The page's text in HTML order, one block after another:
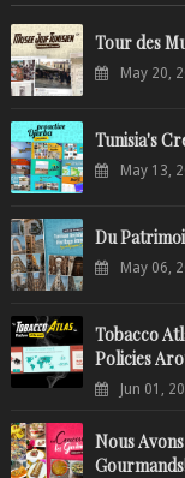
Tour des
May 20,
Tunisia's
May 13,
Du
May 06,
Tobacco
Policies
Jun 01,
Nous